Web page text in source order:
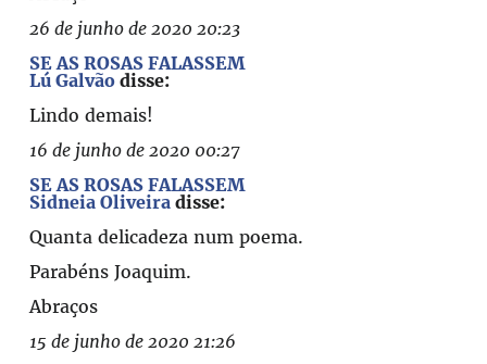
26 de junho de 2020 20:23
SE AS ROSAS FALASSEM
Lú Galvão disse:
Lindo demais!
16 de junho de 2020 00:27
SE AS ROSAS FALASSEM
Sidneia Oliveira disse:
Quanta delicadeza num poema.
Parabéns Joaquim.
Abraços
15 de junho de 2020 21:26